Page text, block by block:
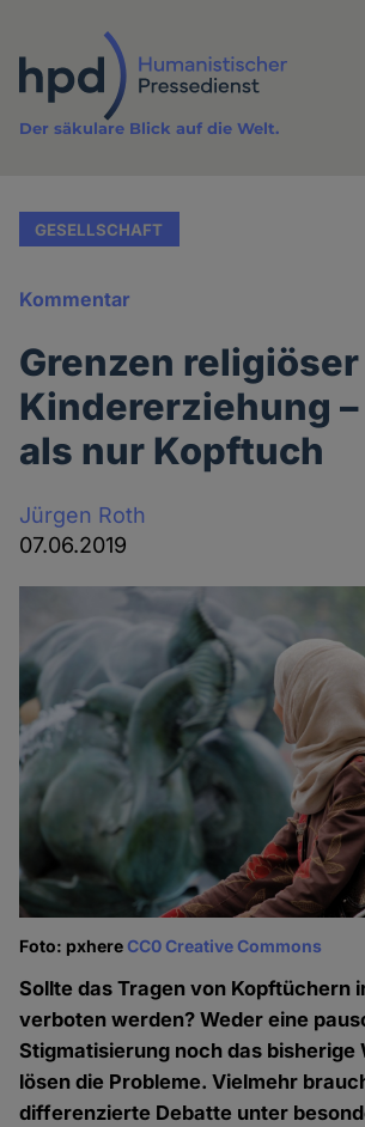
Inhalt
Der säkulare Blick auf die Welt.
GESELLSCHAFT
Kommentar
Grenzen religiöser
Kindererziehung
als nur Kopftuch
Jürgen Roth
07.06.2019
Foto: pxhereCC0 Creative Commons
Sollte das Tragen von Kopftüchern
verboten werden? Weder eine
Stigmatisierung noch das bisherige
lösen die Probleme. Vielmehr
differenzierte Debatte unter